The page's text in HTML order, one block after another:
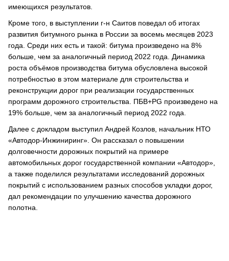
имеющихся результатов.
Кроме того, в выступлении г-н Саитов поведал об итогах
развития битумного рынка в России за восемь месяцев 2023
года. Среди них есть и такой: битума произведено на 8%
больше, чем за аналогичный период 2022 года. Динамика
роста объёмов производства битума обусловлена высокой
потребностью в этом материале для строительства и
реконструкции дорог при реализации государственных
программ дорожного строительства. ПБВ+PG произведено на
19% больше, чем за аналогичный период 2022 года.
Далее с докладом выступил Андрей Козлов, начальник НТО
«Автодор-Инжиниринг». Он рассказал о повышении
долговечности дорожных покрытий на примере
автомобильных дорог государственной компании «Автодор»,
а также поделился результатами исследований дорожных
покрытий с использованием разных способов укладки дорог,
дал рекомендации по улучшению качества дорожного
полотна.